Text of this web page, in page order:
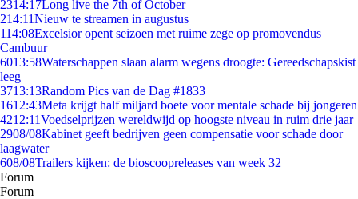
2314:17Long live the 7th of October
214:11Nieuw te streamen in augustus
114:08Excelsior opent seizoen met ruime zege op promovendus
Cambuur
6013:58Waterschappen slaan alarm wegens droogte: Gereedschapskist
leeg
3713:13Random Pics van de Dag #1833
1612:43Meta krijgt half miljard boete voor mentale schade bij jongeren
4212:11Voedselprijzen wereldwijd op hoogste niveau in ruim drie jaar
2908/08Kabinet geeft bedrijven geen compensatie voor schade door
laagwater
608/08Trailers kijken: de bioscoopreleases van week 32
Forum
Forum